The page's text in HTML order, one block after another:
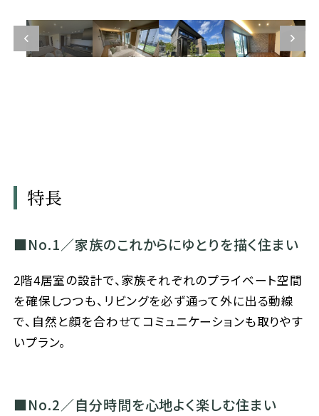
特長
No.1／家族のこれからにゆとりを描く住まい
2階4居室の設計で、家族それぞれのプライベート空間
を確保しつつも、リビングを必ず通って外に出る動線
で、自然と顔を合わせてコミュニケーションも取りやす
いプラン。
No.2／自分時間を心地よく楽しむ住まい